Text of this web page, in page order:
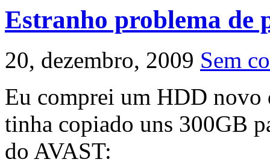
Estranho problema de
20, dezembro, 2009 Sem
Eu comprei um HDD
tinha copiado uns 300GB
do AVAST: